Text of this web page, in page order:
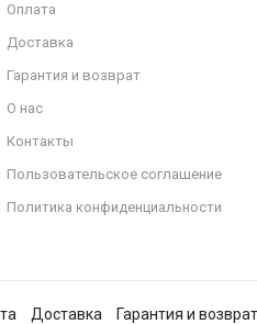
Оплата
Доставка
Гарантия и возврат
О нас
Контакты
Пользовательское соглашение
Политика конфиденциальности
Доставка Гарантия и возврат